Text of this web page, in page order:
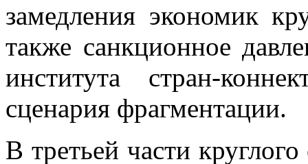
замедления экономик
также санкционное
института стран-
сценария фрагментации.
В третьей части